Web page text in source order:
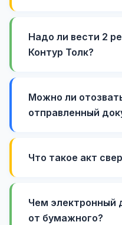
Надо ли вести 2
Контур Толк?
Можно ли
отправленный
Что такое акт
Чем электронный
от бумажного?